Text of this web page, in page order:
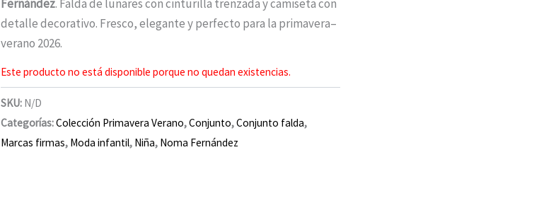
Fernández. Falda de lunares con cinturilla trenzada y camiseta con
detalle decorativo. Fresco, elegante y perfecto para la primavera–
verano 2026.
Este producto no está disponible porque no quedan existencias.
SKU: N/D
Categorías:Colección Primavera Verano,Conjunto,Conjunto falda,
Marcas firmas, Moda infantil, Niña, Noma Fernández